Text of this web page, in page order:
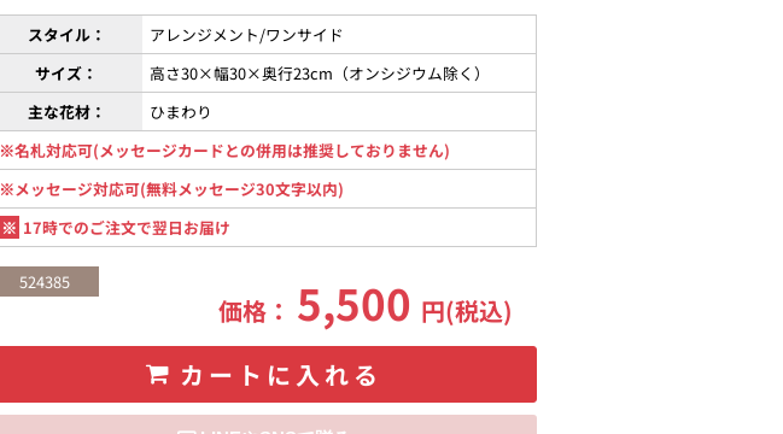
スタイル：
アレンジメント/ワンサイド
サイズ：
高さ30×幅30×奥行23cm（オンシジウム除く）
主な花材：
ひまわり
※名札対応可(メッセージカードとの併用は推奨しておりません)
※メッセージ対応可(無料メッセージ30文字以内)
※ 17時でのご注文で翌日お届け
524385
価格： 5,500 円(税込)
カートに入れる